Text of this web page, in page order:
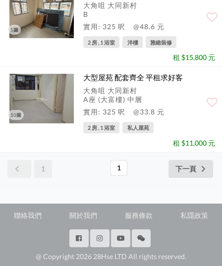
5圖
大角咀 大同新村
B
實用: 325 呎
@48.6 元
2 房 , 1 浴室 洋樓 雅緻裝修
租 $15,800 元
10圖
大型屋苑 配套齊全 平租求好客
大角咀 大同新村
A座 (大富樓) 中層
實用: 325 呎
@33.8 元
2 房 , 1 浴室 私人屋苑
租 $11,000 元
1 1 下一頁
聯絡我們 關於我們 服務條款 私隱政策
@ Copyright 2026 28Hse LTD All rights reserved.